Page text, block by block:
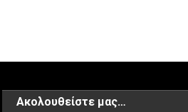
Ακολουθείστε μας…